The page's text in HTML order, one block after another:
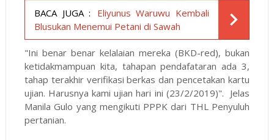
BACA JUGA :
Eliyunus Waruwu Kembali
Blusukan Menemui Petani di Sawah
"Ini benar benar kelalaian mereka (BKD-red), bukan
ketidakmampuan kita, tahapan pendafataran ada 3,
tahap terakhir verifikasi berkas dan pencetakan kartu
ujian. Harusnya kami ujian hari ini (23/2/2019)". Jelas
Manila Gulo yang mengikuti PPPK dari THL Penyuluh
pertanian.